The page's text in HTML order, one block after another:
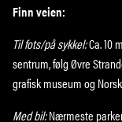
Finn veien:
Til fots/på sykkel:Ca. 10
sentrum, følg Øvre
grafisk museum og
Med bil:Nærmeste